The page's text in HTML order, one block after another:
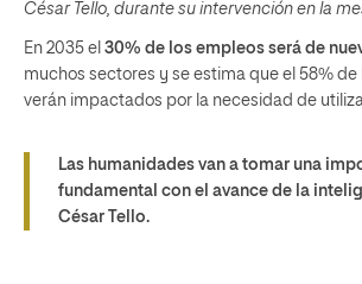
César Tello, durante su intervención en la
En 2035 el 30% de los empleos será de
muchos sectores y se estima que el 58% de
verán impactados por la necesidad de
Las humanidades van a tomar una
fundamental con el avance de la
César Tello.